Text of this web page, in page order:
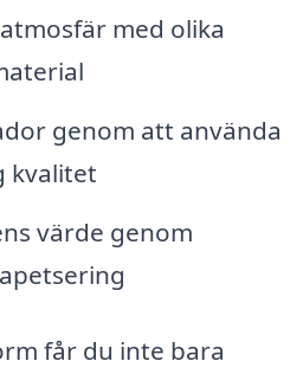
med olika
genom att använda
kvalitet
värde genom
får du inte bara